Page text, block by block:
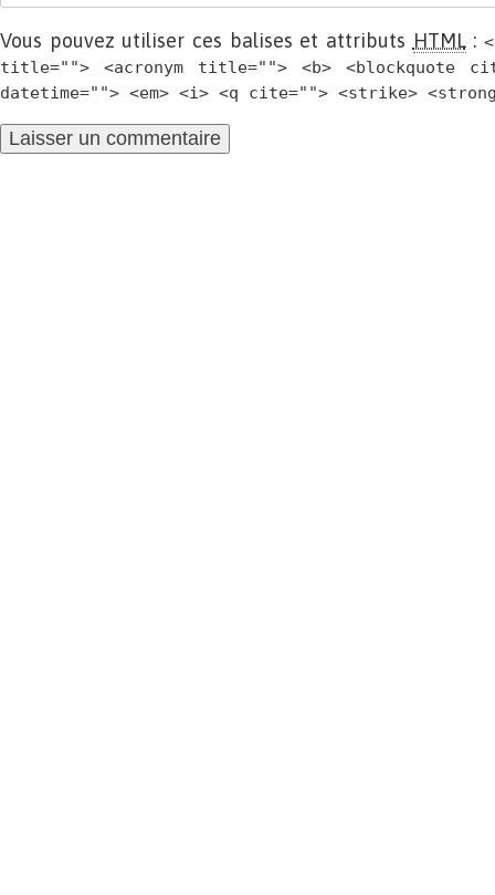
Vous pouvez utiliser ces balises et attributs HTML:
title=""> <acronym title=""> <b> <blockquote
datetime=""> <em> <i> <q cite=""> <strike>